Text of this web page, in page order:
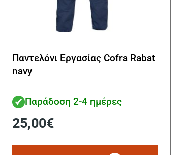
Παντελόνι Εργασίας Cofra Rabat
navy
Παράδοση 2-4 ημέρες
25,00€